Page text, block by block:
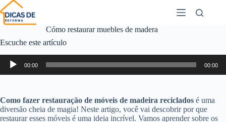
Cómo restaurar muebles de madera
Escuche este artículo
Reproductor
audio
00:00 00:00
Como fazer restauração de móveis de madeira reciclados é uma
diversão cheia de magia! Neste artigo, você vai descobrir por que
restaurar esses móveis é uma ideia incrível. Vamos aprender sobre os